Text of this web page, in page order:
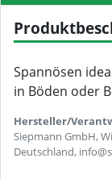
Spannösen
in Böden oder
Hersteller/
Siepmann GmbH,
Deutschland,